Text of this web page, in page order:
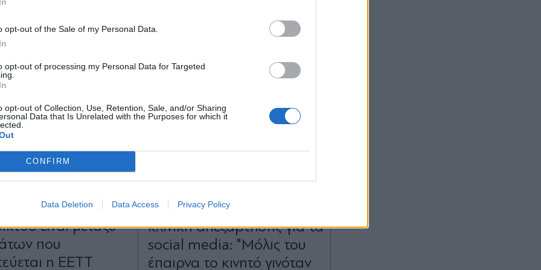
opt-out of the Sale of my Personal Data.
opt-out of processing my Personal Data for Targeted
opt-out of Collection, Use, Retention, Sale, and/or Sharing
Data that Is Unrelated with the Purposes for which it
CONFIRM
Data Deletion Data Access Privacy Policy
28.04.2026 12:21
NEWSROOM
των παιδιών
είναι μεταξύ
που
η ΕΕΤΤ
ΕΛΛΑΔΑ 20.04.2026 09:33
οποίου το παιδί είναι σε
κλινική απεξάρτησης για τα
social media: "Μόλις του
έπαιρνα το κινητό γινόταν
Αποδέχομαι τουςόρους χρήσης